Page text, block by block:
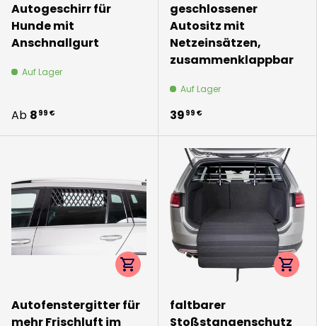
Autogeschirr für
Hunde mit
Anschnallgurt
Auf Lager
Ab 8 99 €
geschlossener
Autositz mit
Netzeinsätzen,
zusammenklappbar
Auf Lager
39 99 €
Autofenstergitter für
mehr Frischluft im
Optionen auswählen
faltbarer
Stoßstangenschutz